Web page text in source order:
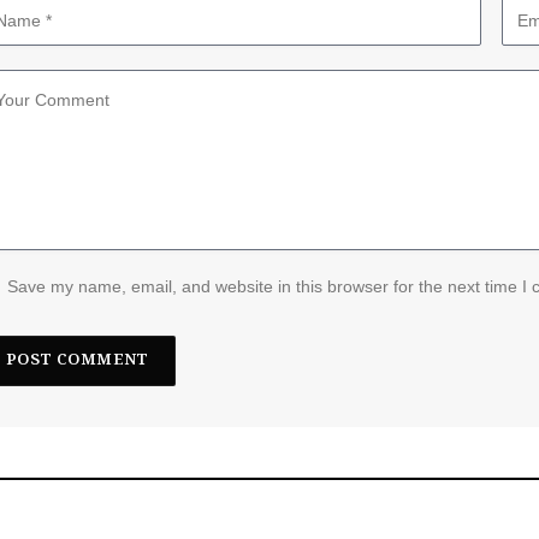
Save my name, email, and website in this browser for the next time I